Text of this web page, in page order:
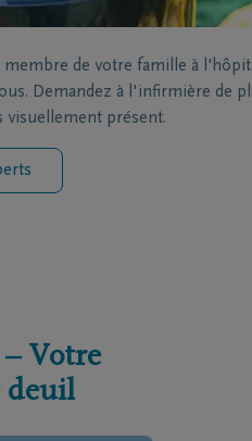
de votre famille à
Demandez à l'infirmière de
présent.
Votre
deuil